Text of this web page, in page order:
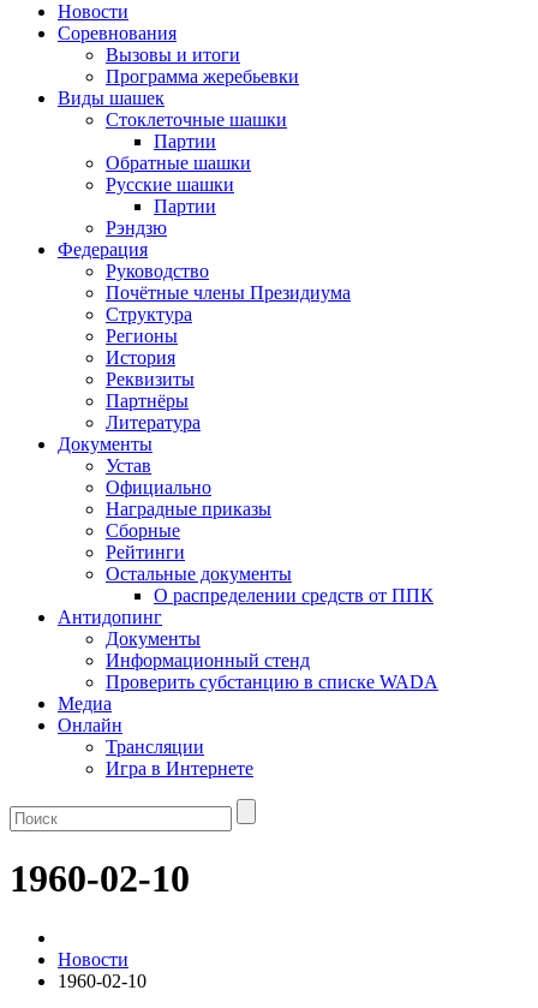
Новости
Соревнования
Вызовы и итоги
Программа жеребьевки
Виды шашек
Стоклеточные шашки
Партии
Обратные шашки
Русские шашки
Партии
Рэндзю
Федерация
Руководство
Почётные члены Президиума
Структура
Регионы
История
Реквизиты
Партнёры
Литература
Документы
Устав
Официально
Наградные приказы
Сборные
Рейтинги
Остальные документы
О распределении средств от ППК
Антидопинг
Документы
Информационный стенд
Проверить субстанцию в списке WADA
Медиа
Онлайн
Трансляции
Игра в Интернете
1960-02-10
Новости
1960-02-10